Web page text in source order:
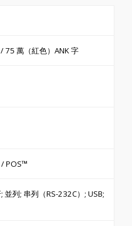
75 萬（紅色）ANK 字
/ POS™
並列; 串列（RS-232C）; USB;